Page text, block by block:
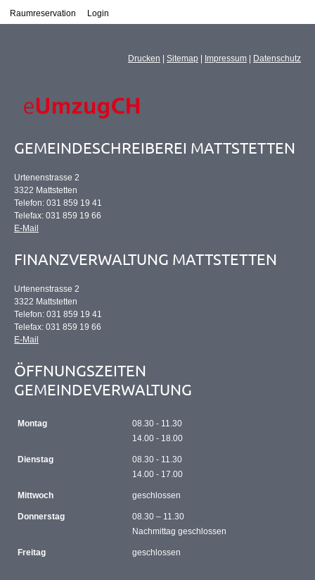
Raumreservation Login
Drucken | Sitemap | Impressum | Datenschutz
GEMEINDESCHREIBEREI MATTSTETTEN
Urtenenstrasse 2
3322 Mattstetten
Telefon: 031 859 19 41
Telefax: 031 859 19 66
E-Mail
FINANZVERWALTUNG MATTSTETTEN
Urtenenstrasse 2
3322 Mattstetten
Telefon: 031 859 19 41
Telefax: 031 859 19 66
E-Mail
ÖFFNUNGSZEITEN
GEMEINDEVERWALTUNG
Montag
08.30 - 11.30
14.00 - 18.00
Dienstag
08.30 - 11.30
14.00 - 17.00
Mittwoch geschlossen
Donnerstag
08.30 – 11.30
Nachmittag geschlossen
Freitag geschlossen